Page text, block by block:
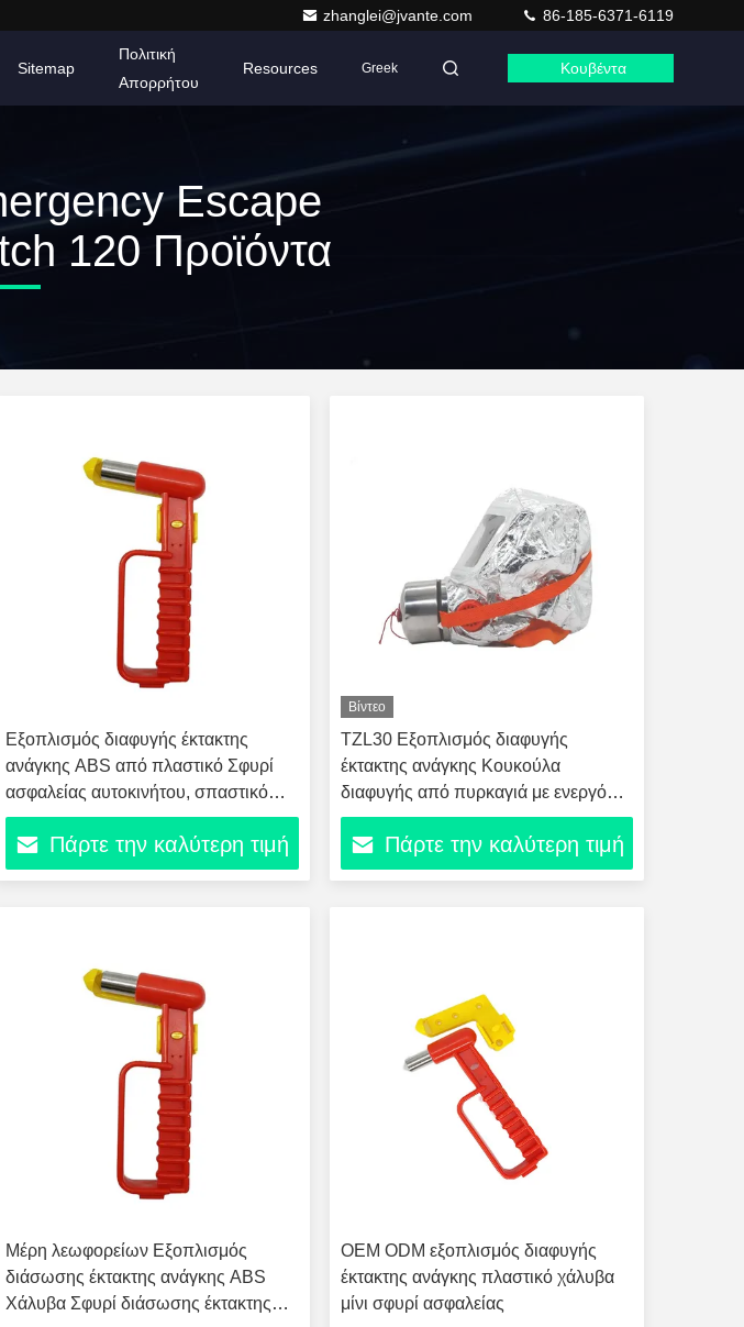
zhanglei@jvante.com 86-185-6371-6119
Sitemap
Πολιτική
Απορρήτου
Resources Greek Κουβέντα
Escape
120 Προϊόντα
Εξοπλισμός διαφυγής έκτακτης
ανάγκης ABS από πλαστικό Σφυρί
ασφαλείας αυτοκινήτου, σπαστικό
παραθύρων, σφυρί διάσωσης
Πάρτε την καλύτερη τιμή
Βίντεο
ΤZL30 Εξοπλισμός διαφυγής
έκτακτης ανάγκης Κουκούλα
διαφυγής από πυρκαγιά με ενεργό
άνθρακα
Πάρτε την καλύτερη τιμή
Μέρη λεωφορείων Εξοπλισμός
διάσωσης έκτακτης ανάγκης ABS
Χάλυβα Σφυρί διάσωσης έκτακτης
OEM ODM εξοπλισμός διαφυγής
έκτακτης ανάγκης πλαστικό χάλυβα
μίνι σφυρί ασφαλείας